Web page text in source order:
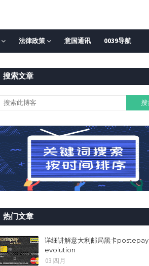
法律政策 意国通讯 0039导航
搜索文章
热门文章
详细讲解意大利邮局黑卡postepay
evolution
03 四月